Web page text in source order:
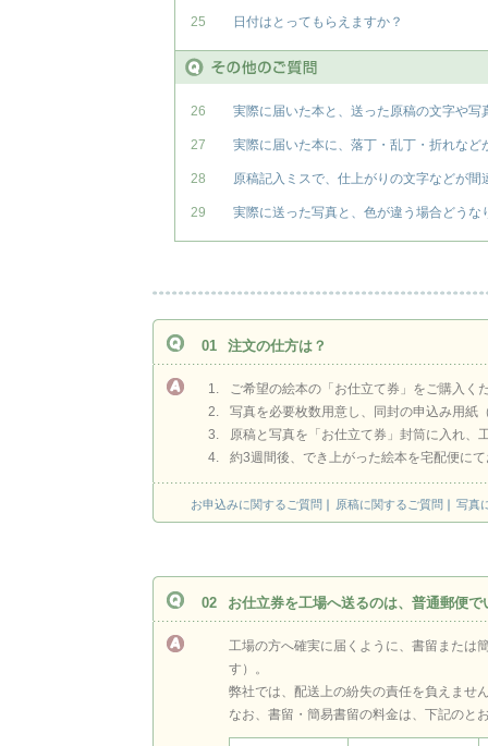
25 日付はとってもらえますか？
26 実際に届いた本と、送った原稿の文字や
27 実際に届いた本に、落丁・乱丁・折れなど
28 原稿記入ミスで、仕上がりの文字などが
29 実際に送った写真と、色が違う場合どうな
01 注文の仕方は？
1.
ご希望の絵本の「お仕立て券」をご購入く
2.
写真を必要枚数用意し、同封の申込み用紙
3.
原稿と写真を「お仕立て券」封筒に入れ、
4.
約3週間後、でき上がった絵本を宅配便に
お申込みに関するご質問 原稿に関するご質問 写真
02 お仕立券を工場へ送るのは、普通郵便で
工場の方へ確実に届くように、書留または
す）。
弊社では、配送上の紛失の責任を負えませ
なお、書留・簡易書留の料金は、下記のと